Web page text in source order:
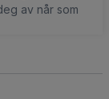
av når som